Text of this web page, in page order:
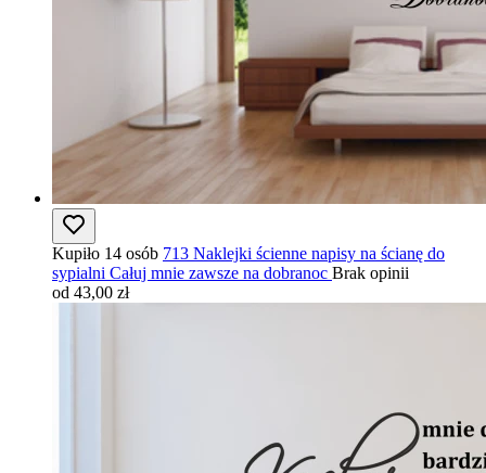
Kupiło 14 osób 713 Naklejki ścienne napisy na ścianę do
sypialni Całuj mnie zawsze na dobranoc Brak opinii
od 43,00 zł